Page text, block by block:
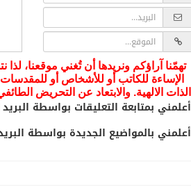
تهمّنا آراؤكم ونريدها أن تُغني موقعنا،
الإساءة للكاتب أو للأشخاص أو للمقدسات
الذات الالهية. والابتعاد عن التحريض
أعلمني بمتابعة التعليقات بواسطة البريد
أعلمني بالمواضيع الجديدة بواسطة